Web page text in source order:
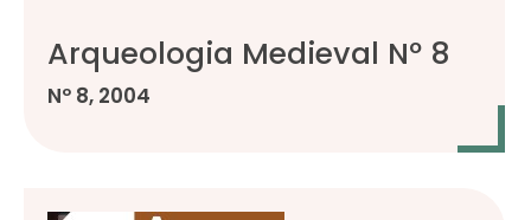
Arqueologia Medieval Nº 8
Nº 8, 2004